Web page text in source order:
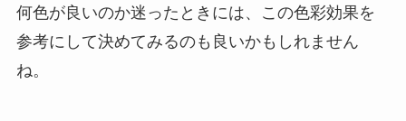
何色が良いのか迷ったときには、この色彩効果を
参考にして決めてみるのも良いかもしれません
ね。